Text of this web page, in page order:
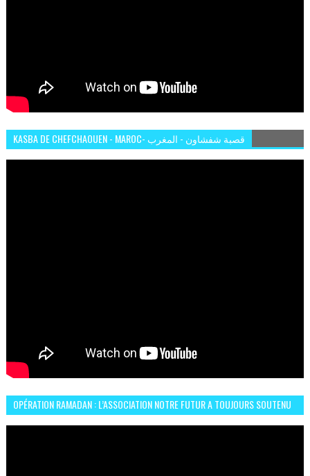
KASBA DE CHEFCHAOUEN - MAROC- قصبة شفشاون - المغرب
OPÉRATION RAMADAN : L’ASSOCIATION NOTRE FUTUR A TOUJOURS SOUTENU